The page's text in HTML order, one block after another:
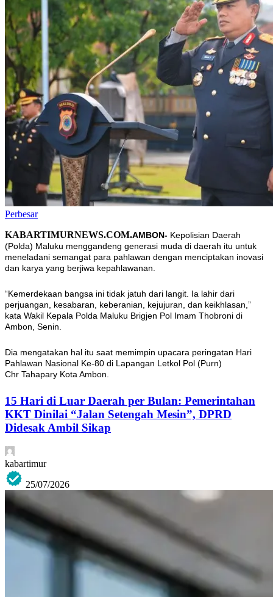
Perbesar
KABARTIMURNEWS.COM.AMBON- Kepolisian Daerah
(Polda) Maluku menggandeng generasi muda di daerah itu untuk
meneladani semangat para pahlawan dengan menciptakan inovasi
dan karya yang berjiwa kepahlawanan.
“Kemerdekaan bangsa ini tidak jatuh dari langit. Ia lahir dari
perjuangan, kesabaran, keberanian, kejujuran, dan keikhlasan,”
kata Wakil Kepala Polda Maluku Brigjen Pol Imam Thobroni di
Ambon, Senin.
Dia mengatakan hal itu saat memimpin upacara peringatan Hari
Pahlawan Nasional Ke-80 di Lapangan Letkol Pol (Purn)
Chr Tahapary Kota Ambon.
15 Hari di Luar Daerah per Bulan: Pemerintahan
KKT Dinilai “Jalan Setengah Mesin”, DPRD
Didesak Ambil Sikap
kabartimur
25/07/2026